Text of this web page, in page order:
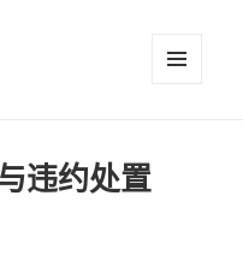
违约处置